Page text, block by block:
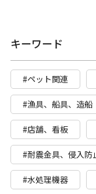
キーワード
#ペット関連
#漁具、船具、造船
#店舗、看板
#耐震金具、侵入防
#水処理機器